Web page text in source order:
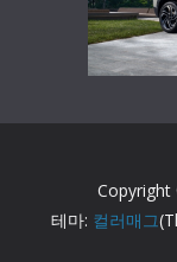
테마: 컬러매그